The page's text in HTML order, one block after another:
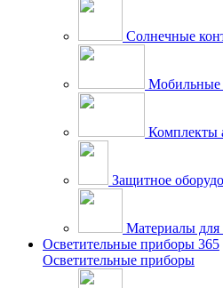
Солнечные
Мобильные
Комплекты
Защитное
Материалы для
Осветительные приборы 365
Осветительные приборы